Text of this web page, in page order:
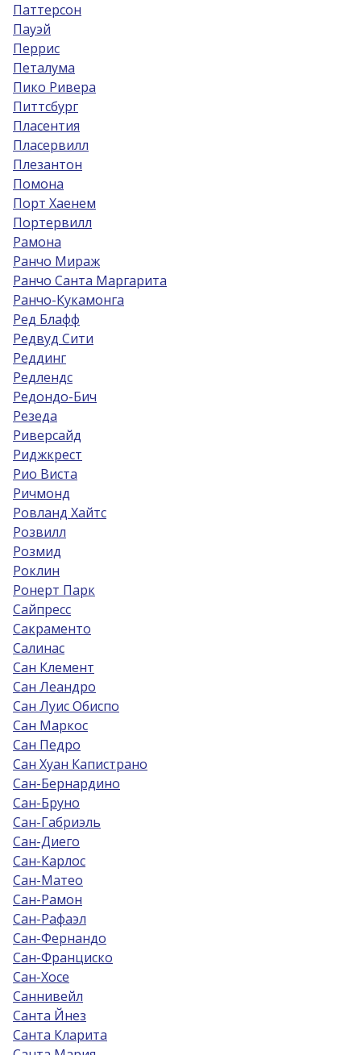
Паттерсон
Пауэй
Перрис
Петалума
Пико Ривера
Питтсбург
Пласентия
Пласервилл
Плезантон
Помона
Порт Хаенем
Портервилл
Рамона
Ранчо Мираж
Ранчо Санта Маргарита
Ранчо-Кукамонга
Ред Блафф
Редвуд Сити
Реддинг
Редлендс
Редондо-Бич
Резеда
Риверсайд
Риджкрест
Рио Виста
Ричмонд
Ровланд Хайтс
Розвилл
Розмид
Роклин
Ронерт Парк
Сайпресс
Сакраменто
Салинас
Сан Клемент
Сан Леандро
Сан Луис Обиспо
Сан Маркос
Сан Педро
Сан Хуан Капистрано
Сан-Бернардино
Сан-Бруно
Сан-Габриэль
Сан-Диего
Сан-Карлос
Сан-Матео
Сан-Рамон
Сан-Рафаэл
Сан-Фернандо
Сан-Франциско
Сан-Хосе
Саннивейл
Санта Йнез
Санта Кларита